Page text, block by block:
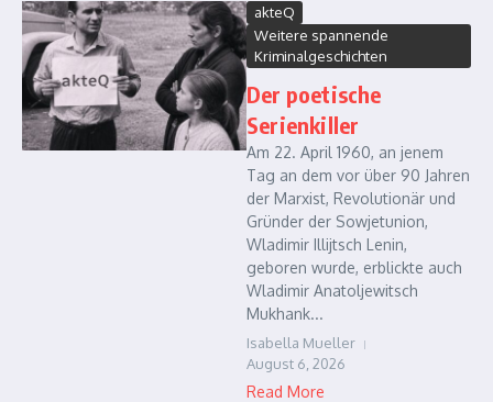
akteQ
Weitere spannende
Kriminalgeschichten
Der poetische
Serienkiller
Am 22. April 1960, an jenem
Tag an dem vor über 90 Jahren
der Marxist, Revolutionär und
Gründer der Sowjetunion,
Wladimir Illijtsch Lenin,
geboren wurde, erblickte auch
Wladimir Anatoljewitsch
Mukhank...
Isabella Mueller
August 6, 2026
Read More